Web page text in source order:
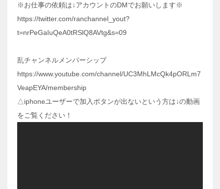
※お仕事の依頼は↓アカウントのDMでお願いします※
https://twitter.com/ranchannel_yout?
t=nrPeGaIuQeA0tRSlQ8AVtg&s=09
乱チャンネルメンバーシップ
https://www.youtube.com/channel/UC3MhLMcQk4pORLm7
VeapEYA/membership
△iphoneユーザーで加入ボタンが出ないという方は↓の動画
をご覧ください！